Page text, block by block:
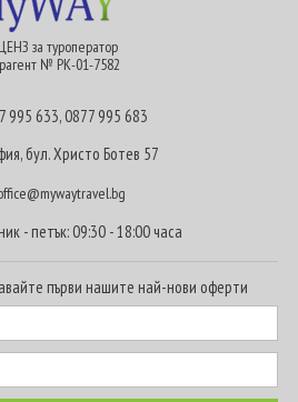
за туроператор
№ РК-01-7582
995 633,0877 995 683
бул. Христо Ботев 57
- петък: 09:30 - 18:00 часа
първи нашите най-нови оферти